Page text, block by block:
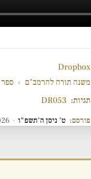
Dropbox
משנה תורה להרמב"ם ›
תגיות: DR053
פורסם: ט' ניסן ה'תשפ"ו ·